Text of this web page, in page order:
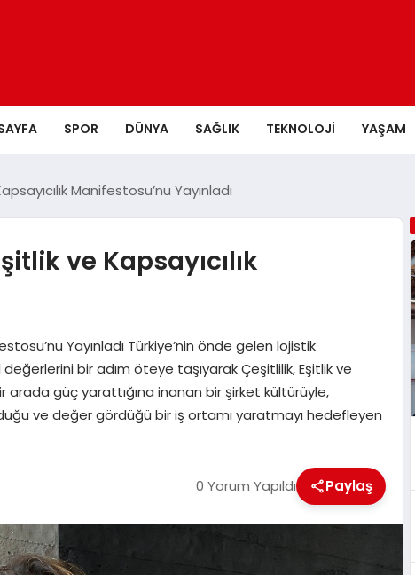
SPOR DÜNYA SAĞLIK TEKNOLOJI YAŞAM
Manifestosu’nu Yayınladı
ve Kapsayıcılık
Yayınladı Türkiye’nin önde gelen lojistik
bir adım öteye taşıyarak Çeşitlilik, Eşitlik ve
bir arada güç yarattığına inanan bir şirket kültürüyle,
ve değer gördüğü bir iş ortamı yaratmayı hedefleyen
0 Yorum Yapıldı Paylaş